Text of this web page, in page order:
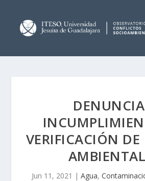
VERIFICACIÓN
Jun 11, 2021 | Agua,